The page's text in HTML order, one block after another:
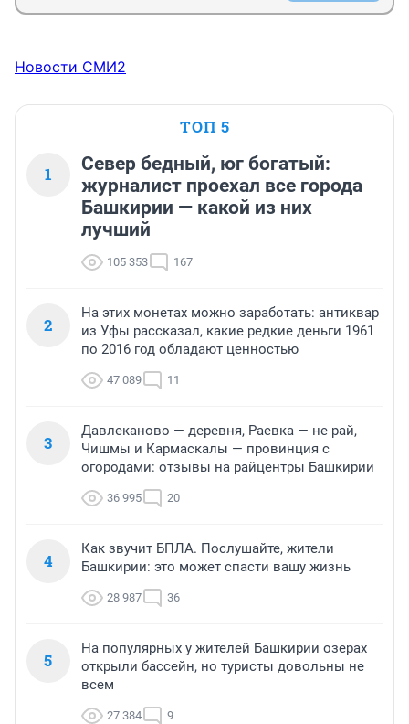
Новости СМИ2
ТОП 5
1
Север бедный, юг богатый:
журналист проехал все города
Башкирии — какой из них
лучший
105 353 167
2
На этих монетах можно заработать: антиквар
из Уфы рассказал, какие редкие деньги 1961
по 2016 год обладают ценностью
47 089 11
3
Давлеканово — деревня, Раевка — не рай,
Чишмы и Кармаскалы — провинция с
огородами: отзывы на райцентры Башкирии
36 995 20
4
Как звучит БПЛА. Послушайте, жители
Башкирии: это может спасти вашу жизнь
28 987 36
5
На популярных у жителей Башкирии озерах
открыли бассейн, но туристы довольны не
всем
27 384 9